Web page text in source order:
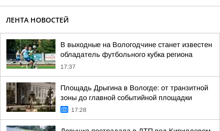
ЛЕНТА НОВОСТЕЙ
В выходные на Вологодчине станет известен
обладатель футбольного кубка региона
17:37
Площадь Дрыгина в Вологде: от транзитной
зоны до главной событийной площадки
17:28